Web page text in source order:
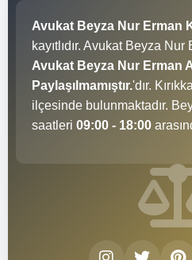
Avukat Beyza Nur Erman
kayıtlıdır. Avukat Beyza
Avukat Beyza Nur Erman
Paylaşılmamıştır.'dır.
ilçesinde bulunmaktadır.
saatleri 09:00 - 18:00